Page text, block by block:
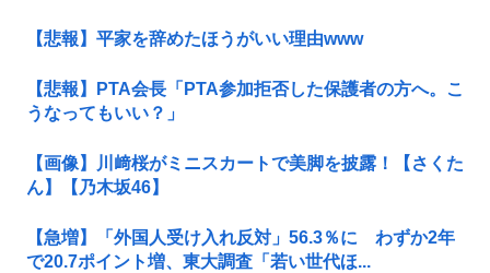
【悲報】平家を辞めたほうがいい理由www
【悲報】PTA会長「PTA参加拒否した保護者の方へ。こ
うなってもいい？」
【画像】川﨑桜がミニスカートで美脚を披露！【さくた
ん】【乃木坂46】
【急増】「外国人受け入れ反対」56.3％に わずか2年
で20.7ポイント増、東大調査「若い世代ほ...